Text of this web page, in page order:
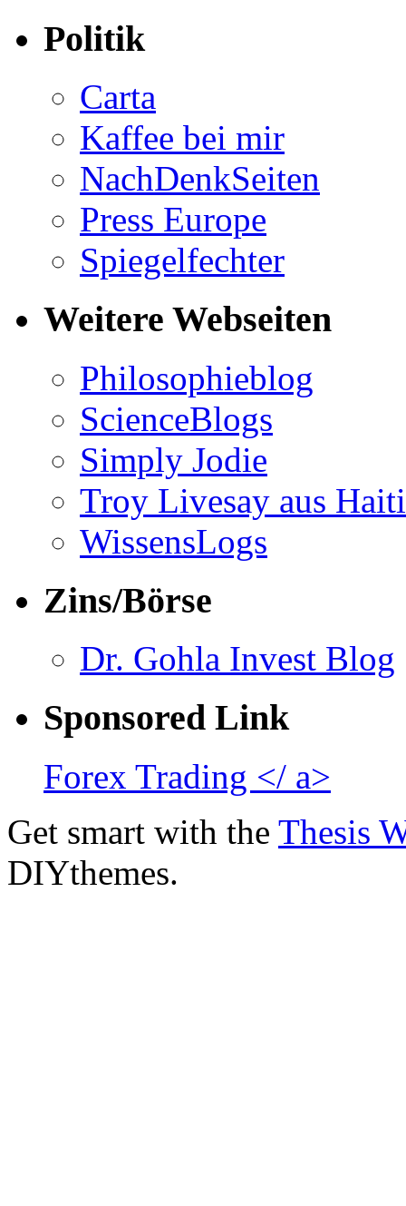
Politik
Carta
Kaffee bei mir
NachDenkSeiten
Press Europe
Spiegelfechter
Weitere Webseiten
Philosophieblog
ScienceBlogs
Simply Jodie
Troy Livesay aus Haiti
WissensLogs
Zins/Börse
Dr. Gohla Invest Blog
Sponsored Link
Forex Trading </ a>
Get smart with the Thesis
DIYthemes.